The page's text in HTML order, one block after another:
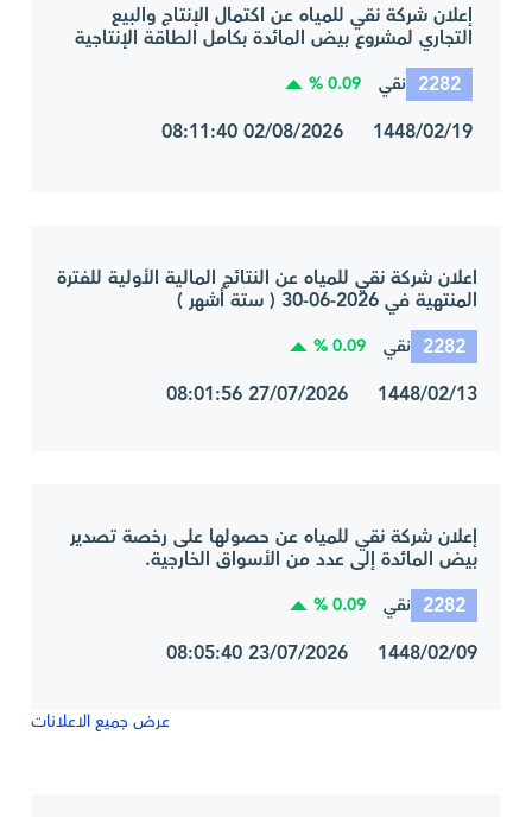
إعلان شركة نقي للمياه عن اكتمال الإنتاج والبيع
التجاري لمشروع بيض المائدة بكامل الطاقة الإنتاجية
2282 نقي 0.09 %
1448/02/19 02/08/2026 08:11:40
اعلان شركة نقي للمياه عن النتائج المالية الأولية للفترة
المنتهية في 2026-06-30 ( ستة أشهر )
2282 نقي 0.09 %
1448/02/13 27/07/2026 08:01:56
إعلان شركة نقي للمياه عن حصولها على رخصة تصدير
بيض المائدة إلى عدد من الأسواق الخارجية.
2282 نقي 0.09 %
1448/02/09 23/07/2026 08:05:40
عرض جميع الاعلانات